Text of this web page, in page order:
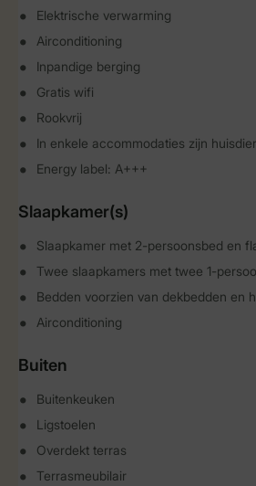
Elektrische verwarming
Airconditioning
Inpandige berging
Gratis wifi
Rookvrij
In enkele accommodaties zijn
Energy label: A+++
Slaapkamer(s)
Slaapkamer met 2-persoonsbed en
Twee slaapkamers met twee 1-
Bedden voorzien van dekbedden en
Airconditioning
Buiten
Buitenkeuken
Ligstoelen
Overdekt terras
Terrasmeubilair